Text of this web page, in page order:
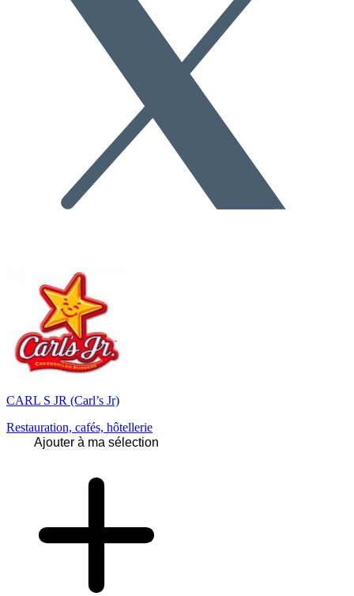
CARL S JR (Carl’s Jr)
Restauration, cafés, hôtellerie
Ajouter à ma sélection